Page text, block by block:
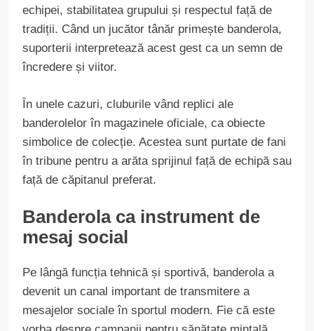
echipei, stabilitatea grupului și respectul față de
tradiții. Când un jucător tânăr primește banderola,
suporterii interpretează acest gest ca un semn de
încredere și viitor.
În unele cazuri, cluburile vând replici ale
banderolelor în magazinele oficiale, ca obiecte
simbolice de colecție. Acestea sunt purtate de fani
în tribune pentru a arăta sprijinul față de echipă sau
față de căpitanul preferat.
Banderola ca instrument de
mesaj social
Pe lângă funcția tehnică și sportivă, banderola a
devenit un canal important de transmitere a
mesajelor sociale în sportul modern. Fie că este